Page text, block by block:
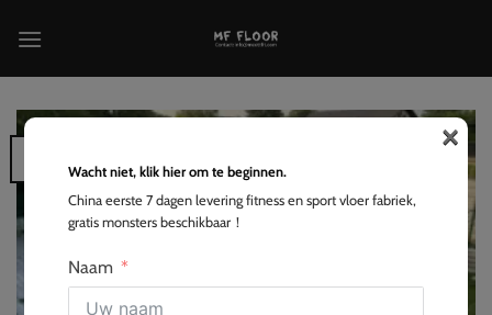
naar
Wacht niet, klik hier om te beginnen.
China eerste 7 dagen levering fitness en sport vloer fabriek,
gratis monsters beschikbaar！
Naam
×